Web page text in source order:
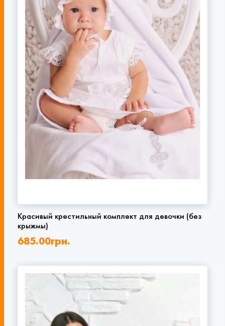
Красивый крестильный комплект для девочки (без
крыжмы)
685.00грн.